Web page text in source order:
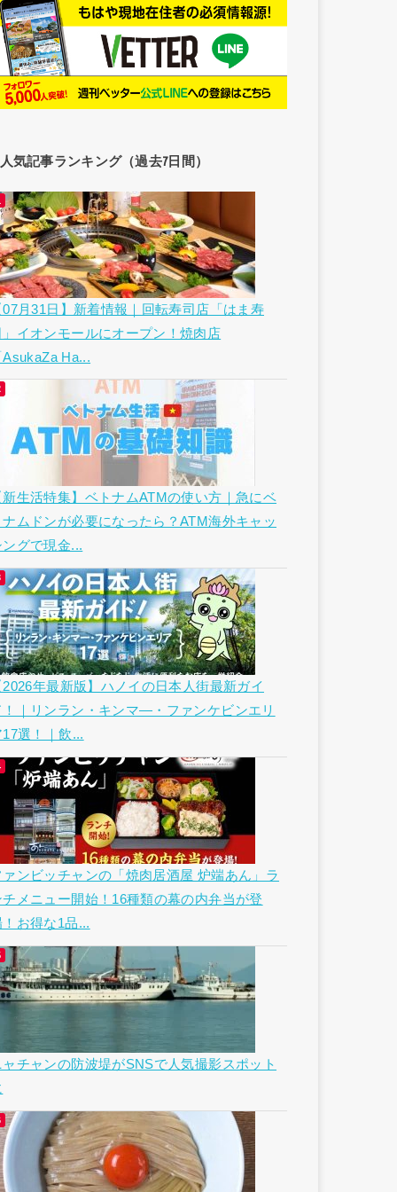
人気記事ランキング（過去7日間）
07月31日】新着情報｜回転寿司店「はま寿
」イオンモールにオープン！焼肉店
AsukaZa Ha...
新生活特集】ベトナムATMの使い方｜急にベ
ナムドンが必要になったら？ATM海外キャッ
ングで現金...
2026年最新版】ハノイの日本人街最新ガイ
！｜リンラン・キンマ―・ファンケビンエリ
17選！｜飲...
ァンビッチャンの「焼肉居酒屋 炉端あん」ラ
チメニュー開始！16種類の幕の内弁当が登
！お得な1品...
ャチャンの防波堤がSNSで人気撮影スポット